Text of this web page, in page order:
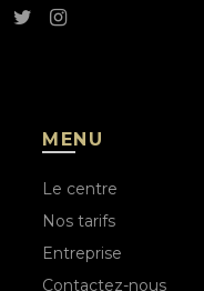
MENU
Le centre
Nos tarifs
Entreprise
Contactez-nous